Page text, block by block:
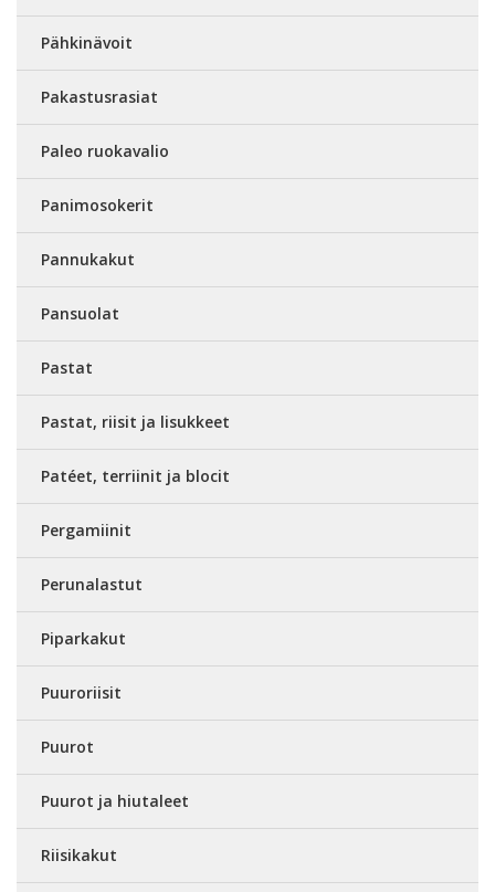
Pähkinävoit
Pakastusrasiat
Paleo ruokavalio
Panimosokerit
Pannukakut
Pansuolat
Pastat
Pastat, riisit ja lisukkeet
Patéet, terriinit ja blocit
Pergamiinit
Perunalastut
Piparkakut
Puuroriisit
Puurot
Puurot ja hiutaleet
Riisikakut